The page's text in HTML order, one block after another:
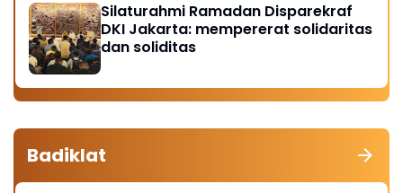
Silaturahmi Ramadan Disparekraf
DKI Jakarta: mempererat solidaritas
dan soliditas
Badiklat